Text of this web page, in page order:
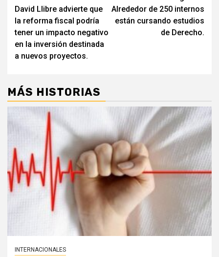
de
entradas
David Llibre advierte que
la reforma fiscal podría
tener un impacto negativo
en la inversión destinada
a nuevos proyectos.
Alrededor de 250 internos
están cursando estudios
de Derecho.
MÁS HISTORIAS
INTERNACIONALES